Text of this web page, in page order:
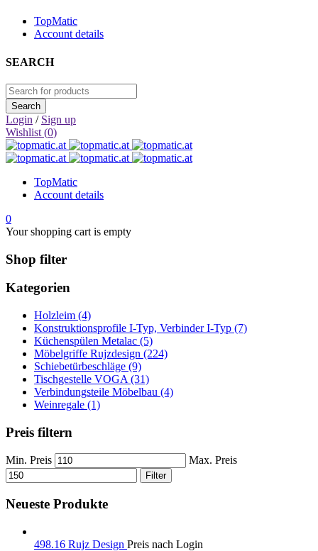
TopMatic
Account details
SEARCH
Login / Sign up
Wishlist (0)
TopMatic
Account details
0
Your shopping cart is empty
Shop filter
Kategorien
Holzleim (4)
Konstruktionsprofile I-Typ, Verbinder I-Typ (7)
Küchenspülen Metalac (5)
Möbelgriffe Rujzdesign (224)
Schiebetürbeschläge (9)
Tischgestelle VOGA (31)
Verbindungsteile Möbelbau (4)
Weinregale (1)
Preis filtern
Min. Preis Max. Preis
Filter
Neueste Produkte
498.16 Rujz Design Preis nach Login